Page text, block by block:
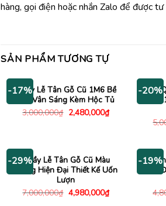
hàng, gọi điện hoặc nhắn Zalo để được
SẢN PHẨM TƯƠNG TỰ
-17%
Quầy Lễ Tân Gỗ Cũ 1M6 Bề
Mặt Vân Sáng Kèm Hộc Tủ
3,000,000₫ Giá
gốc
2,480,000₫Giá
hiện
-20%
-29%Quầy Lễ Tân Gỗ Cũ Màu
Trắng Hiện Đại Thiết Kế Uốn
Lượn
7,000,000₫ Giá
gốc
4,980,000₫Giá
hiện
-19%
Mini